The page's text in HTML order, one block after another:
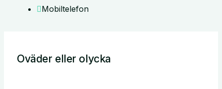
Mobiltelefon
Oväder eller olycka